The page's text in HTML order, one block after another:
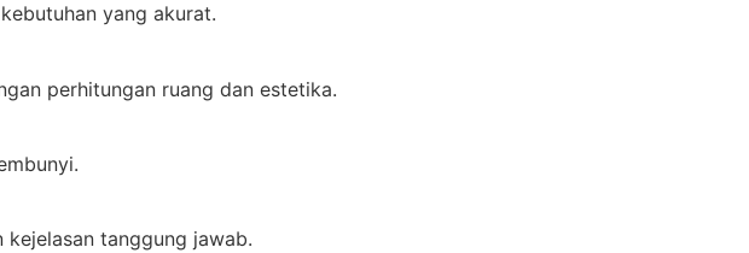
yang akurat.
perhitungan ruang dan estetika.
tanggung jawab.